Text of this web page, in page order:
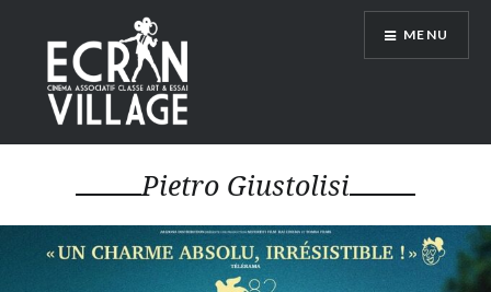
contenu
principal
ÉCRAN VILLAGE
MENU
Pietro Giustolisi